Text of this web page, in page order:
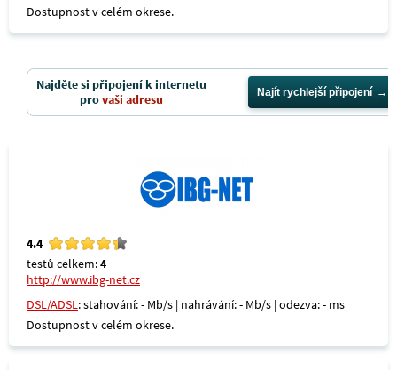
Dostupnost v celém okrese.
Najděte si připojení k internetu
provaši adresu Najít rychlejší připojení
4.4
testů celkem:4
http://www.ibg-net.cz
DSL/ADSL: stahování: - Mb/s | nahrávání: - Mb/s | odezva: - ms
Dostupnost v celém okrese.